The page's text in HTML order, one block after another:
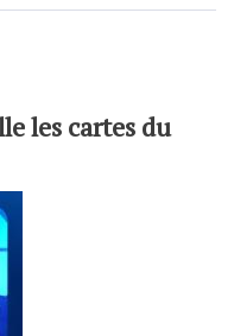
les cartes du